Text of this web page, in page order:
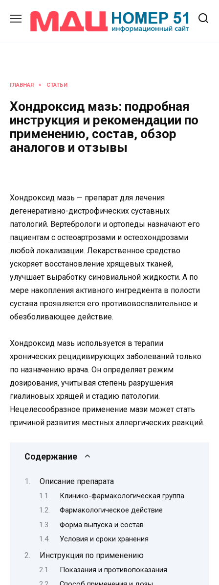
содержанию
ГЛАВНАЯ » СТАТЬИ
Хондроксид мазь: подробная
инструкция и рекомендации по
применению, состав, обзор
аналогов и отзывы
Хондроксид мазь — препарат для лечения
дегенеративно-дистрофических суставных
патологий. Вертебрологи и ортопеды назначают его
пациентам с остеоартрозами и остеохондрозами
любой локализации. Лекарственное средство
ускоряет восстановление хрящевых тканей,
улучшает выработку синовиальной жидкости. А по
мере накопления активного ингредиента в полости
сустава проявляется его противовоспалительное и
обезболивающее действие.
Хондроксид мазь используется в терапии
хронических рецидивирующих заболеваний только
по назначению врача. Он определяет режим
дозирования, учитывая степень разрушения
гиалиновых хрящей и стадию патологии.
Нецелесообразное применение мази может стать
причиной развития местных аллергических реакций.
Содержание
Описание препарата
Клинико-фармакологическая группа
Фармакологическое действие
Форма выпуска и состав
Условия и сроки хранения
Инструкция по применению
Показания и противопоказания